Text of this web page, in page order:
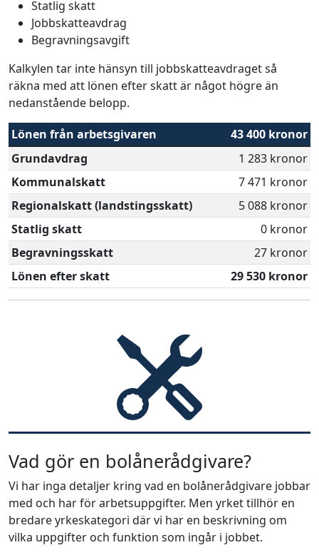
Statlig skatt
Jobbskatteavdrag
Begravningsavgift
Kalkylen tar inte hänsyn till jobbskatteavdraget så
räkna med att lönen efter skatt är något högre än
nedanstående belopp.
Lönen från arbetsgivaren
43 400 kronor
Grundavdrag
1 283 kronor
Kommunalskatt
7 471 kronor
Regionalskatt (landstingsskatt)
5 088 kronor
Statlig skatt
0 kronor
Begravningsskatt
27 kronor
Lönen efter skatt
29 530 kronor
Vad gör en bolånerådgivare?
Vi har inga detaljer kring vad en bolånerådgivare jobbar
med och har för arbetsuppgifter. Men yrket tillhör en
bredare yrkeskategori där vi har en beskrivning om
vilka uppgifter och funktion som ingår i jobbet.